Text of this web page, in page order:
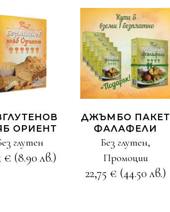
КУПИ
ОРИEНТ
глутен
€ (8.90 лв.)
КУПИ
ДЖЪМБО ПАКЕТ
ФАЛАФЕЛИ
Без глутен,
Промоции
22,75 € (44.50 лв.)